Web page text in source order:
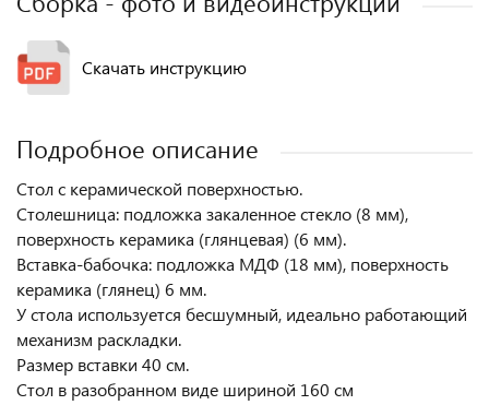
Скачать инструкцию
Подробное описание
Стол с керамической поверхностью.
Столешница: подложка закаленное стекло (8 мм),
поверхность керамика (глянцевая) (6 мм).
Вставка-бабочка: подложка МДФ (18 мм), поверхность
керамика (глянец) 6 мм.
У стола используется бесшумный, идеально работающий
механизм раскладки.
Размер вставки 40 см.
Стол в разобранном виде шириной 160 см